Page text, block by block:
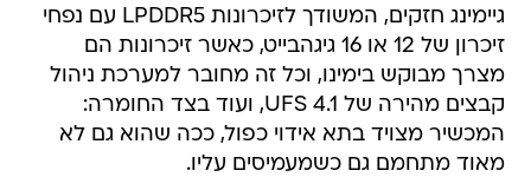
גיימינג חזקים, המשודך לזיכרונות LPDDR5 עם נפחי
זיכרון של 12 או 16 גיגהבייט, כאשר זיכרונות הם
מצרך מבוקש בימינו, וכל זה מחובר למערכת ניהול
קבצים מהירה של UFS 4.1, ועוד בצד החומרה:
המכשיר מצויד בתא אידוי כפול, ככה שהוא גם לא
מאוד מתחמם גם כשמעמיסים עליו.